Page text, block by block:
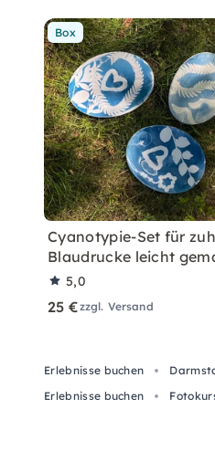
Box
Cyanotypie-Set für
Blaudrucke leicht
5,0
25 €zzgl. Versand
Erlebnisse buchen
Erlebnisse buchen